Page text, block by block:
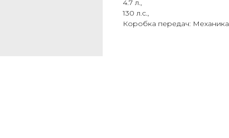
4.7 л.,
130 л.с.,
Коробка передач: Механика